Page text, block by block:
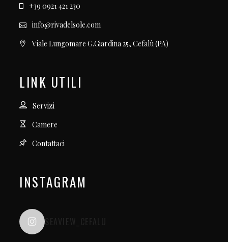
+39 0921 421 230
info@rivadelsole.com
Viale Lungomare G.Giardina 25, Cefalù (PA)
LINK UTILI
Servizi
Camere
Contattaci
INSTAGRAM